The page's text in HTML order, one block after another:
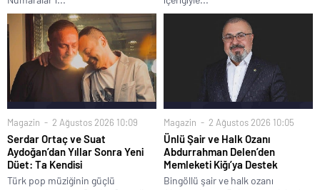
Magazin 2 Ağustos 2026 10:09
Serdar Ortaç ve Suat
Aydoğan’dan Yıllar Sonra Yeni
Düet: Ta Kendisi
Türk pop müziğinin güçlü
Magazin 2 Ağustos 2026 10:05
Ünlü Şair ve Halk Ozanı
Abdurrahman Delen’den
Memleketi Kiğı’ya Destek
Bingöllü şair ve halk ozanı